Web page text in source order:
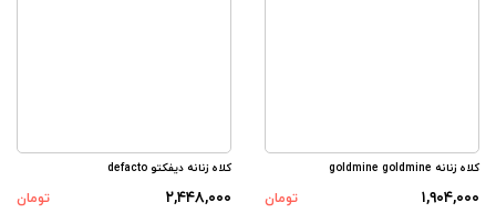
کلاه زنانه goldmine goldmine
۱,۹۰۴,۰۰۰
تومان
کلاه زنانه دیفکتو defacto
۲,۴۴۸,۰۰۰
تومان